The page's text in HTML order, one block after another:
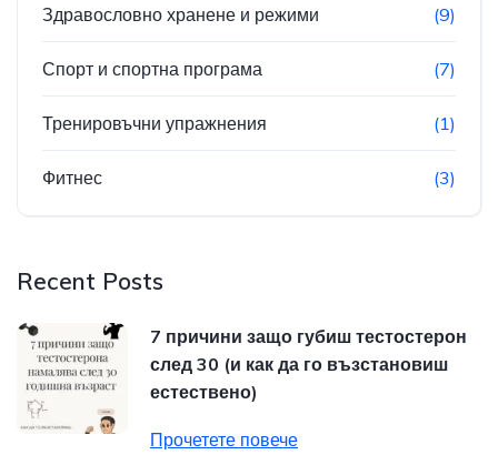
Здравословно хранене и режими (9)
Спорт и спортна програма (7)
Тренировъчни упражнения (1)
Фитнес (3)
Recent Posts
7 причини защо губиш тестостерон
след 30 (и как да го възстановиш
естествено)
Прочетете повече